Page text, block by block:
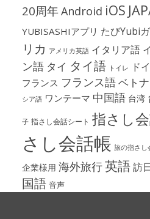
20周年Android iOS
YUBISASHIアプリ たびYubi
リカ アメリカ英語 イタリア語
ン語 タイ タイ語 トイレ ド
フランス フランス語ベト
シア語 ワンテーマ 中国語 台湾
子 指さし会話シート 指さし
さし会話帳 旅の指さ
企業様用 海外旅行英語訪
国語 音声